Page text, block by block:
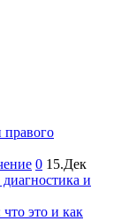
правого
0 15.Дек
и
это и как